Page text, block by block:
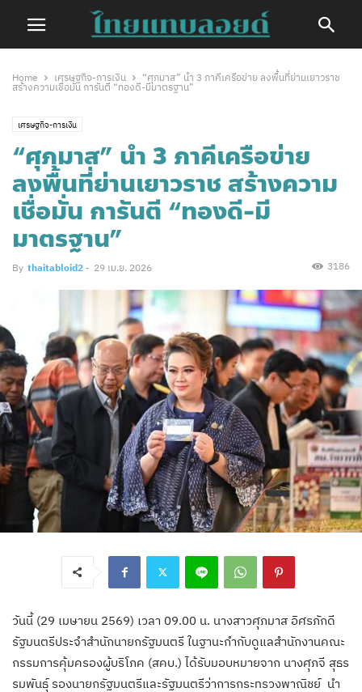
Home เศรษฐกิจ-การเงิน
“ศุภมาส” นำ 3 ภาคีเครือข่าย ลงพื้นที่ย่านเยาวราช
สร้างความเชื่อมั่น การันตี “ทองดี-มีมาตรฐาน”
เศรษฐกิจ-การเงิน
“ศุภมาส” นำ 3 ภาคีเครือข่าย
ลงพื้นที่ย่านเยาวราช สร้างความ
เชื่อมั่น การันตี “ทองดี-มี
มาตรฐาน”
By thaitabloid2 - 29 เม.ย. 2026 3186
วันนี้ (29 เมษายน 2569) เวลา 09.00 น. นางสาวศุภมาส อิศรภักดี
รัฐมนตรีประจำสำนักนายกรัฐมนตรี ในฐานะกำกับดูแลสำนักงานคณะ
กรรมการคุ้มครองผู้บริโภค (สคบ.) ได้รับมอบหมายจาก นางศุภจี สุธร
รมพันธ์ุ รองนายกรัฐมนตรีและรัฐมนตรีว่าการกระทรวงพาณิชย์ นำ